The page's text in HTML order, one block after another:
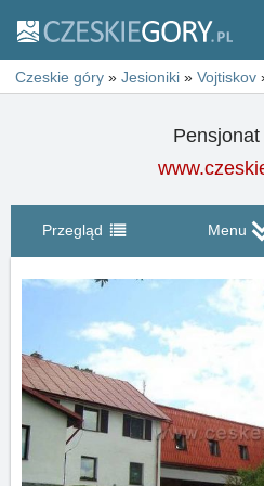
Czeskie góry » Jesioniki » Vojtiskov
Przegląd Menu